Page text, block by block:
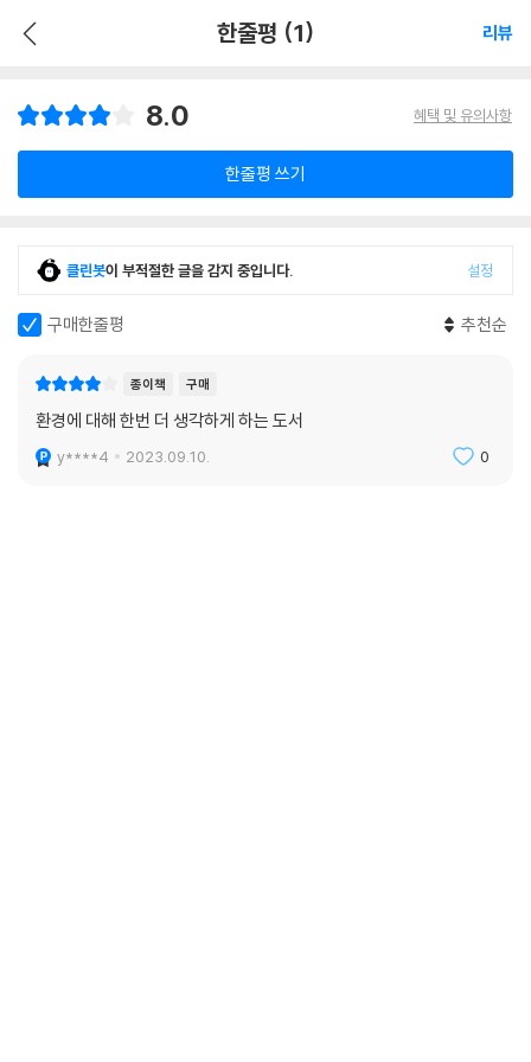
한줄평 (1) 리뷰
8.0 혜택 및 유의사항
한줄평 쓰기
클린봇이 부적절한 글을 감지 중입니다. 설정
구매한줄평 추천순
종이책 구매
환경에 대해 한번 더 생각하게 하는 도서
y****4 2023.09.10. 0